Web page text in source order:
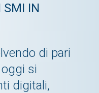
SMI IN
di pari
si
digitali,